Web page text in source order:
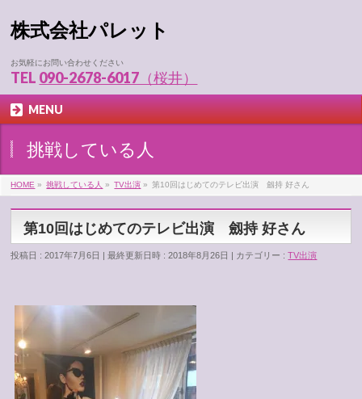
株式会社パレット
お気軽にお問い合わせください
TEL 090-2678-6017（桜井）
MENU
挑戦している人
HOME » 挑戦している人 » TV出演 » 第10回はじめてのテレビ出演 劔持 好さん
第10回はじめてのテレビ出演 劔持 好さん
投稿日 : 2017年7月6日 最終更新日時 : 2018年8月26日 カテゴリー :TV出演